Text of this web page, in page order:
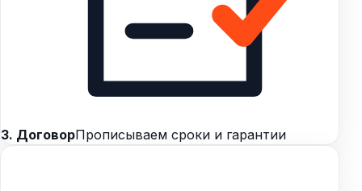
3. ДоговорПрописываем сроки и гарантии